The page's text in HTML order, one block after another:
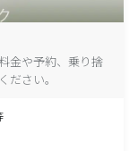
金や予約、乗り捨
さい。